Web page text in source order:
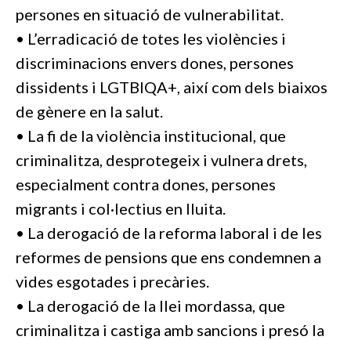
persones en situació de vulnerabilitat.
• L’erradicació de totes les violències i
discriminacions envers dones, persones
dissidents i LGTBIQA+, així com dels biaixos
de gènere en la salut.
• La fi de la violència institucional, que
criminalitza, desprotegeix i vulnera drets,
especialment contra dones, persones
migrants i col·lectius en lluita.
• La derogació de la reforma laboral i de les
reformes de pensions que ens condemnen a
vides esgotades i precàries.
• La derogació de la llei mordassa, que
criminalitza i castiga amb sancions i presó la